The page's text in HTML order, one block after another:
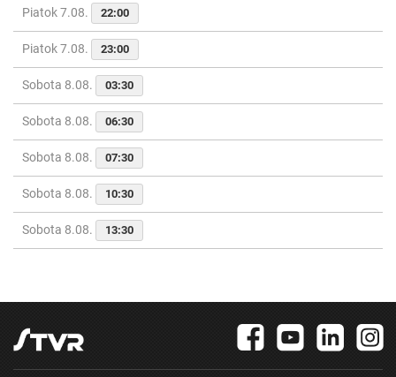
Piatok 7.08. 22:00
Piatok 7.08. 23:00
Sobota 8.08. 03:30
Sobota 8.08. 06:30
Sobota 8.08. 07:30
Sobota 8.08. 10:30
Sobota 8.08. 13:30